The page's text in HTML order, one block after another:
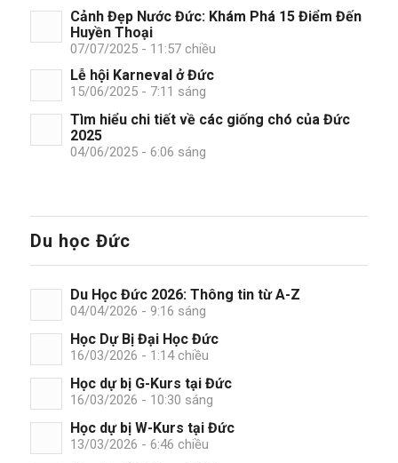
Cảnh Đẹp Nước Đức: Khám Phá 15 Điểm Đến
Huyền Thoại
07/07/2025 - 11:57 chiều
Lễ hội Karneval ở Đức
15/06/2025 - 7:11 sáng
Tìm hiểu chi tiết về các giống chó của Đức
2025
04/06/2025 - 6:06 sáng
Du học Đức
Du Học Đức 2026: Thông tin từ A-Z
04/04/2026 - 9:16 sáng
Học Dự Bị Đại Học Đức
16/03/2026 - 1:14 chiều
Học dự bị G-Kurs tại Đức
16/03/2026 - 10:30 sáng
Học dự bị W-Kurs tại Đức
13/03/2026 - 6:46 chiều